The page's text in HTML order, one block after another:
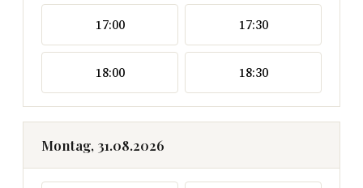
17:00 17:30
18:00 18:30
Montag, 31.08.2026